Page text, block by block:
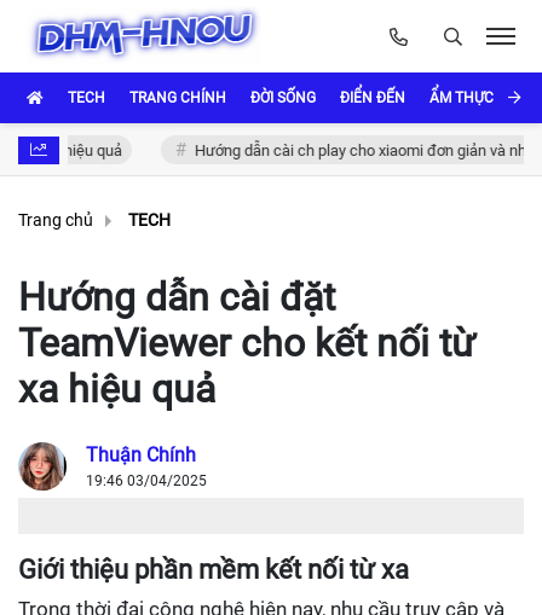
TECH TRANG CHÍNH ĐỜI SỐNG ĐIỂN ĐẾN ẨM THỰC VÀ
hiệu quả Hướng dẫn cài ch play cho xiaomi đơn giản và nhanh
Trang chủ TECH
Hướng dẫn cài đặt
TeamViewer cho kết nối từ
xa hiệu quả
Thuận Chính
19:46 03/04/2025
Giới thiệu phần mềm kết nối từ xa
Trong thời đại công nghệ hiện nay, nhu cầu truy cập và